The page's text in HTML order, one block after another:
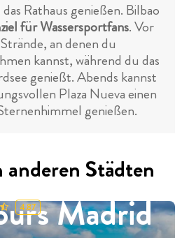
Rathaus genießen. Bilbao
für Wassersportfans. Vor
an denen du
kannst, während du das
genießt. Abends kannst
Plaza Nueva einen
genießen.
anderen Städten
Madrid
4.87